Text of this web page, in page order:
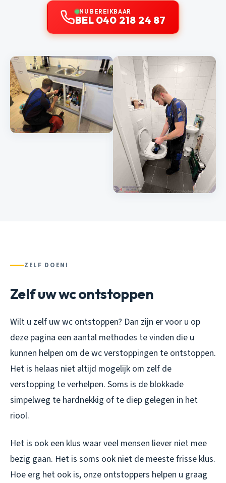
NU BEREIKBAAR
BEL 040 218 24 87
ZELF DOEN!
Zelf uw wc ontstoppen
Wilt u zelf uw wc ontstoppen? Dan zijn er voor u op
deze pagina een aantal methodes te vinden die u
kunnen helpen om de wc verstoppingen te ontstoppen.
Het is helaas niet altijd mogelijk om zelf de
verstopping te verhelpen. Soms is de blokkade
simpelweg te hardnekkig of te diep gelegen in het
riool.
Het is ook een klus waar veel mensen liever niet mee
bezig gaan. Het is soms ook niet de meeste frisse klus.
Hoe erg het ook is, onze ontstoppers helpen u graag